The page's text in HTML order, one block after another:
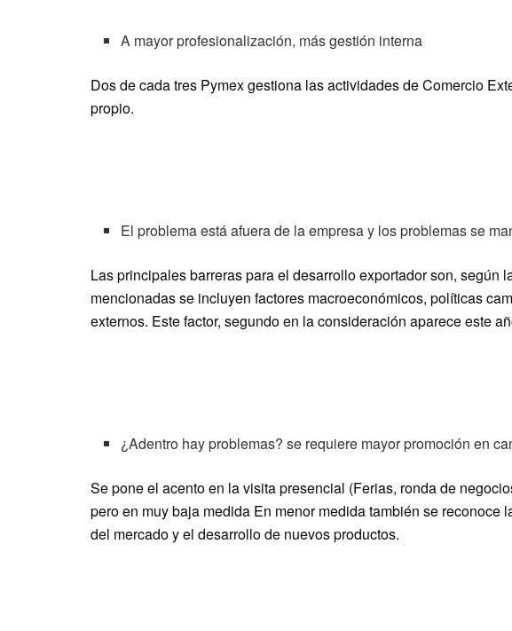
A mayor profesionalización, más gestión interna
Dos de cada tres Pymex gestiona las actividades de Comercio
propio.
El problema está afuera de la empresa y los problemas se
Las principales barreras para el desarrollo exportador son, según
mencionadas se incluyen factores macroeconómicos, políticas
externos. Este factor, segundo en la consideración aparece este
¿Adentro hay problemas? se requiere mayor promoción en
Se pone el acento en la visita presencial (Ferias, ronda de
pero en muy baja medida En menor medida también se reconoce
del mercado y el desarrollo de nuevos productos.